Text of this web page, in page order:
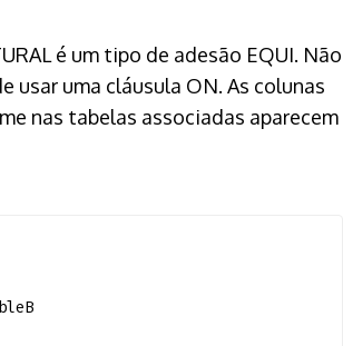
é um tipo de adesão EQUI. Não
usar uma cláusula ON. As colunas
nas tabelas associadas aparecem